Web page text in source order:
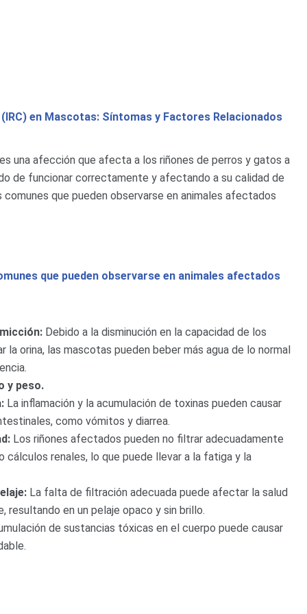
en Mascotas: Síntomas y Factores Relacionados
una afección que afecta a los riñones de perros y gatos a
de funcionar correctamente y afectando a su calidad de
que pueden observarse en animales afectados
que pueden observarse en animales afectados
Debido a la disminución en la capacidad de los
la orina, las mascotas pueden beber más agua de lo normal
y peso.
La inflamación y la acumulación de toxinas pueden causar
como vómitos y diarrea.
Los riñones afectados pueden no filtrar adecuadamente
cálculos renales, lo que puede llevar a la fatiga y la
La falta de filtración adecuada puede afectar la salud
resultando en un pelaje opaco y sin brillo.
de sustancias tóxicas en el cuerpo puede causar